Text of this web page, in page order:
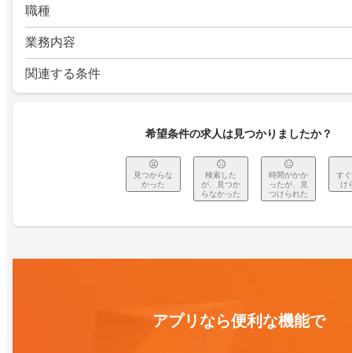
職種
業務内容
関連する条件
希望条件の求人は見つかりましたか？
見つからな
かった
検索した
が、見つか
らなかった
時間がかか
ったが、見
つけられた
す
け
アプリなら便利な機能で